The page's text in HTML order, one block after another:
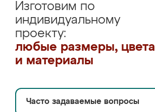
Изготовим по
индивидуальному
проекту:
любые размеры, цвета
и материалы
Часто задаваемые вопросы